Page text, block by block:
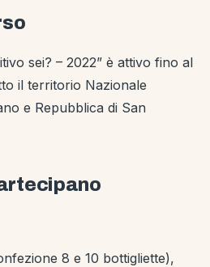
sei? – 2022” è attivo fino al
il territorio Nazionale
e Repubblica di San
8 e 10 bottigliette),